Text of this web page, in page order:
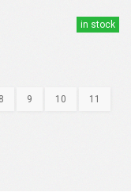
in stock
8 9 10 11